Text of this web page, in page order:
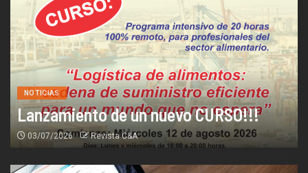
NOTICIAS
Lanzamiento de un nuevo CURSO!!!
03/07/2026 Revista C&A